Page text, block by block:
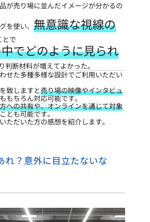
が売り場に並んだイメージが分かるの
を使い、 無意識な視線の
とで
でどのように見られ
判断材料が増えてよかった。
せた多種多様な設計でご利用いただい
致しますと売り場の映像やインタビュ
もちろん対応可能です。
への共有や、オンラインを通じて対象
とも可能です。
ただいた方の感想を紹介します。
れ？意外に目立たないな